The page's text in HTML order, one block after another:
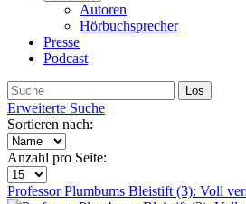
Autoren
Hörbuchsprecher
Presse
Podcast
Erweiterte Suche
Sortieren nach:
Anzahl pro Seite:
Professor Plumbums Bleistift (3): Voll